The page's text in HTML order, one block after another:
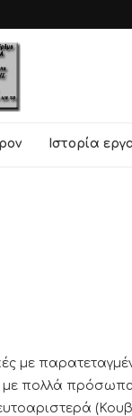
Ιστορία
με
, με πολλά